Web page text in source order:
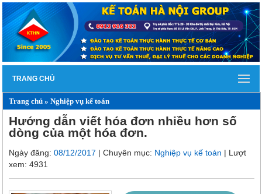
TRANG CHỦ
Trang chủ »Nghiệp vụ kế toán
Hướng dẫn viết hóa đơn nhiều hơn số
dòng của một hóa đơn.
Ngày đăng:08/12/2017 | Chuyên mục: Nghiệp vụ kế toán | Lượt
xem: 4931